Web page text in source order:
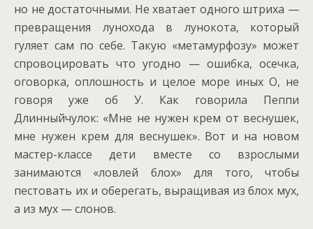
но не достаточными. Не хватает одного штриха —
превращения лунохода в лунокота, который
гуляет сам по себе. Такую «метамурфозу» может
спровоцировать что угодно — ошибка, осечка,
оговорка, оплошность и целое море иных О, не
говоря уже об У. Как говорила Пеппи
Длинныйчулок: «Мне не нужен крем от веснушек,
мне нужен крем для веснушек». Вот и на новом
мастер-классе дети вместе со взрослыми
занимаются «ловлей блох» для того, чтобы
пестовать их и оберегать, выращивая из блох мух,
а из мух — слонов.